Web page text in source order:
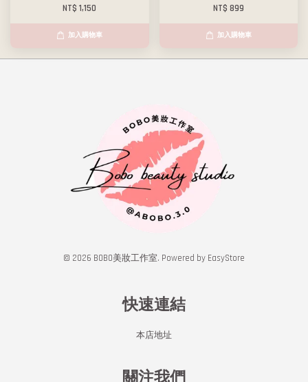
NT$ 1,150
加入購物車
NT$ 899
加入購物車
© 2026 BOBO美妝工作室. Powered by EasyStore
快速連結
本店地址
關注我們